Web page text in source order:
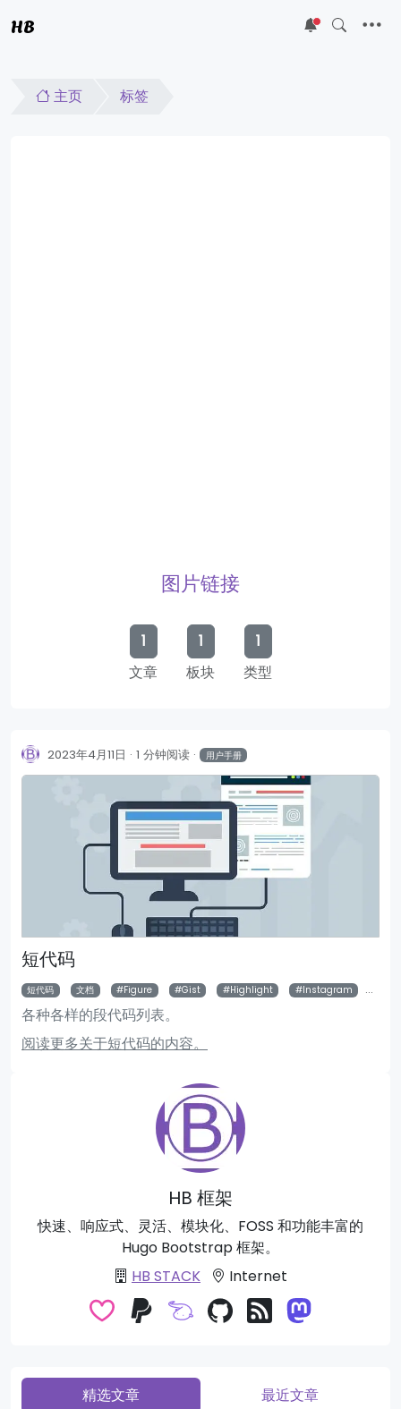
HB 5
主页 标签
图片链接
1
文章
1
板块
1
类型
2023年4月11日 1 分钟阅读 用户手册
短代码
短代码 文档 Figure Gist Highlight Instagram
各种各样的段代码列表。
阅读更多关于短代码的内容。
HB 框架
快速、响应式、灵活、模块化、FOSS 和功能丰富的
Hugo Bootstrap 框架。
HB STACK
Internet
精选文章 最近文章